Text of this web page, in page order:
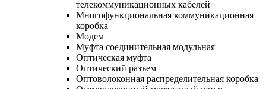
телекоммуникационных кабелей
Многофункциональная коммуникационная
коробка
Модем
Муфта соединительная модульная
Оптическая муфта
Оптический разъем
Оптоволоконная распределительная коробка